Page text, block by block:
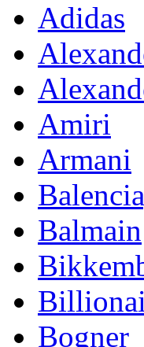
Adidas
Amiri
Armani
Balmain
Bogner